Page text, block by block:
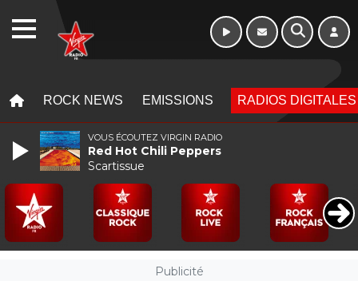
ROCK NEWS EMISSIONS RADIOS DIGITALES
Publicité
VOUS ÉCOUTEZ VIRGIN RADIO
Red Hot Chili Peppers
Scartissue
WEBRADIO Week-end de 16h
à 20h